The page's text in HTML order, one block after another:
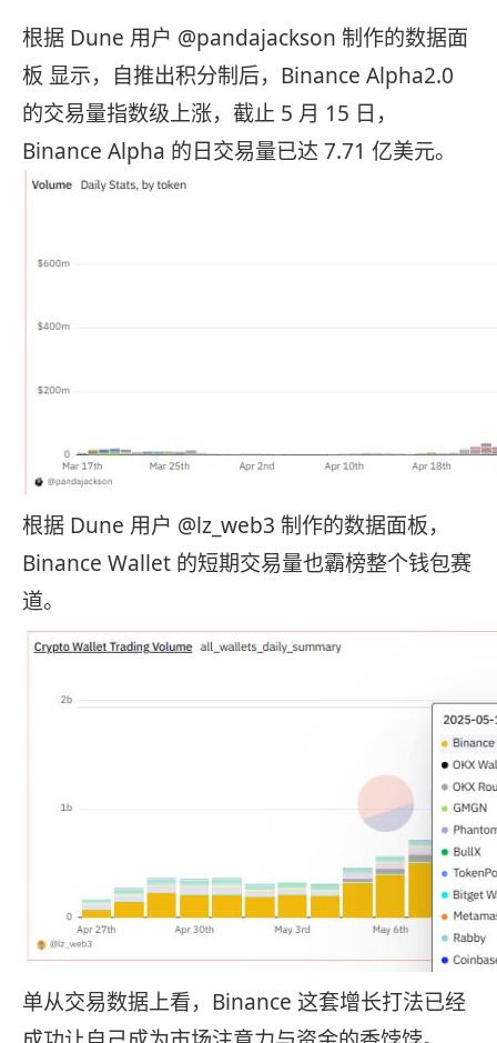
根据 Dune 用户 @pandajackson 制作的数据面
板 显示，自推出积分制后，Binance Alpha2.0
的交易量指数级上涨，截止 5 月 15 日，
Binance Alpha 的日交易量已达 7.71 亿美元。
根据 Dune 用户 @lz_web3 制作的数据面板，
Binance Wallet 的短期交易量也霸榜整个钱包赛
道。
单从交易数据上看，Binance 这套增长打法已经